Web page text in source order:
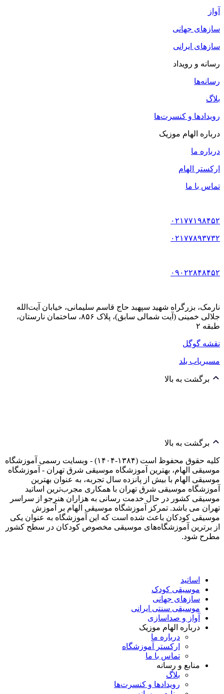
آواز
سازهای جهانی
سازهای ایرانی
رسانه و رویداد
رسانه‌ها
بلاگ
رویدادها و کنسرت‌ها
درباره الهام موزیک
درباره ما
ارکستر الهام
تماس با ما
۰۲۱۷۷۱۹۸۴۵۲
۰۲۱۷۷۸۹۳۷۳۲
۰۹۰۲۲۸۴۸۴۵۲
نارمک، بزرگراه شهید سپهبد حاج قاسم سلیمانی، خیابان آیت‌الله
جلالی خمینی (آیت شمالی سابق)، پلاک ۸۵۶، ساختمان نارستان،
طبقه ۲
نقشه گوگل
مسیریاب بلد
برگشت به بالا
برگشت به بالا
کلیه حقوق محفوظ است (۱۳۸۴-۱۴۰۴) - وبسایت رسمی آموزشگاه
موسیقی الهام، بهترین آموزشگاه موسیقی شرق تهران - آموزشگاه
موسیقی الهام با بیش از پانزده سال تجربه، به عنوان بهترین
آموزشگاه موسیقی شرق تهران با همکاری مجرب‌ترین اساتید
موسیقی کشور در حال خدمت رسانی به هزاران هنرجو از سراسر
تهران می باشد. تمرکز آموزشگاه موسیقی الهام بر آموزش
موسیقی کودکان باعث شده است که این آموزشگاه به عنوان یکی
از برترین آموزشگاه‌های موسیقی مخصوص کودکان در سطح کشور
مطرح شود.
اساتید
موسیقی کودک
سازهای جهانی
موسیقی سنتی ایرانی
آواز و صداسازی
درباره الهام موزیک
درباره ما
ارکستر آموزشگاه
تماس با ما
منابع و رسانه
بلاگ
رویدادها و کنسرت‌ها